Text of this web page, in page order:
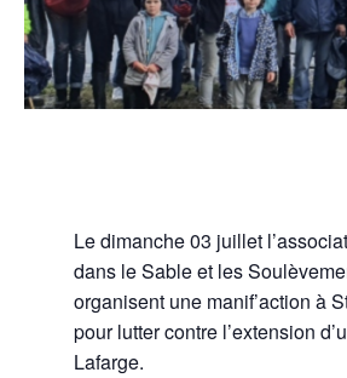
Le dimanche 03 juillet
dans le Sable et les
organisent une manif’action à
pour lutter contre l’extension
Lafarge.